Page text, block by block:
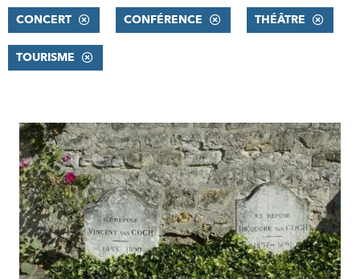
CONCERT CONFÉRENCE THÉÂTRE
TOURISME
RÉSULTATS